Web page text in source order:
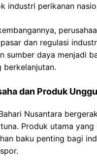
industri perikanan
dan regulasi
sumber daya menjadi
berkelanjutan.
dan Produk
Nusantara
Produk utama
baku penting bagi